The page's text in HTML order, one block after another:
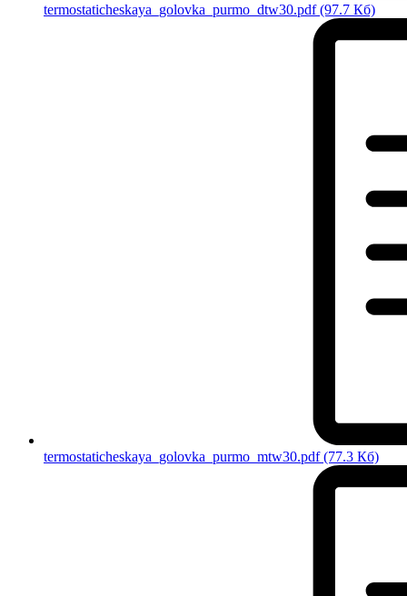
termostaticheskaya_golovka_purmo_dtw30.pdf(97.7 Кб)
termostaticheskaya_golovka_purmo_mtw30.pdf(77.3 Кб)